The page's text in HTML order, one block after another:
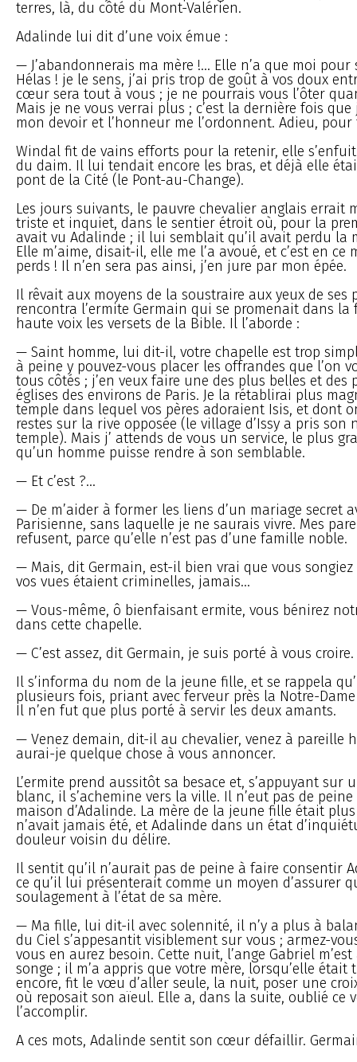
terres, là, du côté du Mont-Valérien.
Adalinde lui dit d’une voix émue :
— J’abandonnerais ma mère !... Elle n’a que moi pour
Hélas ! je le sens, j’ai pris trop de goût à vos doux
cœur sera tout à vous ; je ne pourrais vous l’ôter
Mais je ne vous verrai plus ; c’est la dernière fois
mon devoir et l’honneur me l’ordonnent. Adieu,
Windal fit de vains efforts pour la retenir, elle
du daim. Il lui tendait encore les bras, et déjà elle
pont de la Cité (le Pont-au-Change).
Les jours suivants, le pauvre chevalier anglais errait
triste et inquiet, dans le sentier étroit où, pour la
avait vu Adalinde ; il lui semblait qu’il avait perdu la
Elle m’aime, disait-il, elle me l’a avoué, et c’est en
perds ! Il n’en sera pas ainsi, j’en jure par mon épée.
Il rêvait aux moyens de la soustraire aux yeux de ses
rencontra l’ermite Germain qui se promenait dans la
haute voix les versets de la Bible. Il l’aborde :
— Saint homme, lui dit-il, votre chapelle est trop
à peine y pouvez-vous placer les offrandes que l’on
tous côtés ; j’en veux faire une des plus belles et des
églises des environs de Paris. Je la rétablirai plus
temple dans lequel vos pères adoraient Isis, et dont
restes sur la rive opposée (le village d’Issy a pris son
temple). Mais j’ attends de vous un service, le plus
qu’un homme puisse rendre à son semblable.
— Et c’est ?…
— De m’aider à former les liens d’un mariage secret
Parisienne, sans laquelle je ne saurais vivre. Mes
refusent, parce qu’elle n’est pas d’une famille noble.
— Mais, dit Germain, est-il bien vrai que vous
vos vues étaient criminelles, jamais...
— Vous-même, ô bienfaisant ermite, vous bénirez
dans cette chapelle.
— C’est assez, dit Germain, je suis porté à vous croire.
Il s’informa du nom de la jeune fille, et se rappela
plusieurs fois, priant avec ferveur près la Notre-
Il n’en fut que plus porté à servir les deux amants.
— Venez demain, dit-il au chevalier, venez à pareille
aurai-je quelque chose à vous annoncer.
L’ermite prend aussitôt sa besace et, s’appuyant sur
blanc, il s’achemine vers la ville. Il n’eut pas de
maison d’Adalinde. La mère de la jeune fille était
n’avait jamais été, et Adalinde dans un état
douleur voisin du délire.
Il sentit qu’il n’aurait pas de peine à faire consentir
ce qu’il lui présenterait comme un moyen d’assurer
soulagement à l’état de sa mère.
— Ma fille, lui dit-il avec solennité, il n’y a plus à
du Ciel s’appesantit visiblement sur vous ; armez-
vous en aurez besoin. Cette nuit, l’ange Gabriel
songe ; il m’a appris que votre mère, lorsqu’elle était
encore, fit le vœu d’aller seule, la nuit, poser une
où reposait son aïeul. Elle a, dans la suite, oublié ce
l’accomplir.
A ces mots, Adalinde sentit son cœur défaillir.